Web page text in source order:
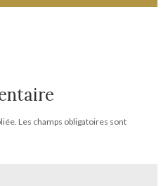
Les champs obligatoires sont